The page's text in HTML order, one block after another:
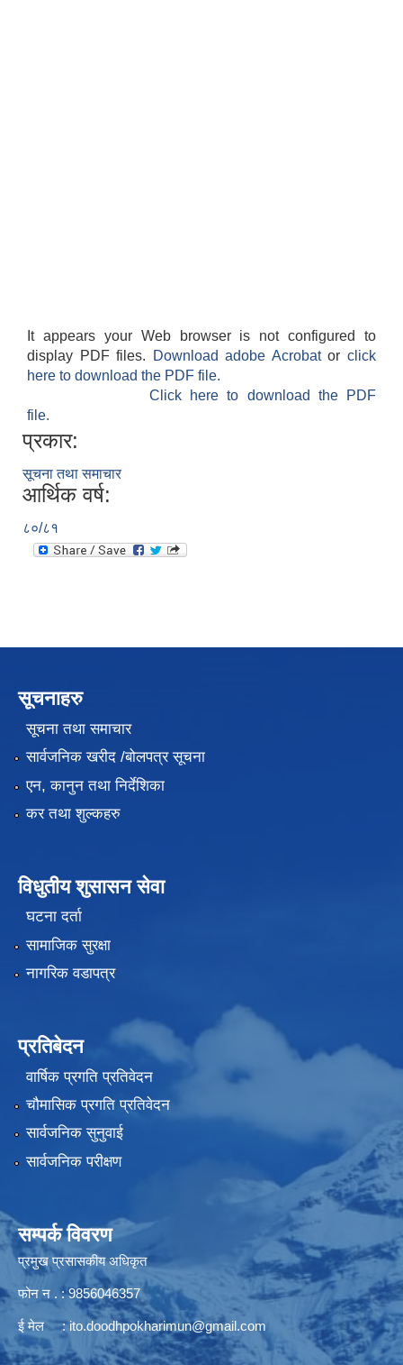
It appears your Web browser is not configured to
display PDF files.
Download adobe Acrobatorclick
here to download the PDF file.
Click here to download the PDF
file.
प्रकार:
सूचना तथा समाचार
आर्थिक वर्ष:
८०/८१
सूचनाहरु
सूचना तथा समाचार
सार्वजनिक खरीद /बोलपत्र सूचना
एन, कानुन तथा निर्देशिका
कर तथा शुल्कहरु
विधुतीय शुसासन सेवा
घटना दर्ता
सामाजिक सुरक्षा
नागरिक वडापत्र
प्रतिबेदन
वार्षिक प्रगति प्रतिवेदन
चौमासिक प्रगति प्रतिवेदन
सार्वजनिक सुनुवाई
सार्वजनिक परीक्षण
सम्पर्क विवरण
प्रमुख प्रसासकीय अधिकृत
फोन न . : 9856046357
ई मेल :ito.doodhpokharimun@gmail.com